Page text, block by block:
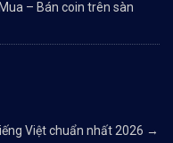
– Bán coin trên sàn
Việt chuẩn nhất 2026 →